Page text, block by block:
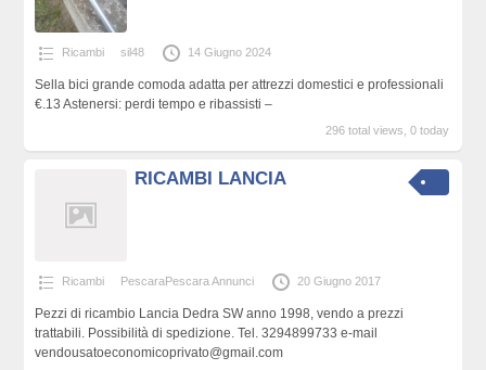
Ricambi sil48 14 Giugno 2024
Sella bici grande comoda adatta per attrezzi domestici e professionali
€.13 Astenersi: perdi tempo e ribassisti –
296 total views, 0 today
RICAMBI LANCIA
Ricambi PescaraPescara Annunci 20 Giugno 2017
Pezzi di ricambio Lancia Dedra SW anno 1998, vendo a prezzi
trattabili. Possibilità di spedizione. Tel. 3294899733 e-mail
vendousatoeconomicoprivato@gmail.com